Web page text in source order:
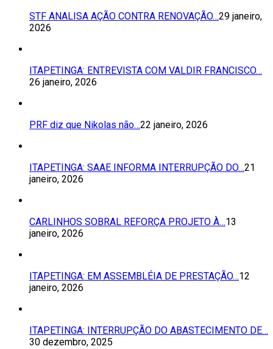
STF ANALISA AÇÃO CONTRA RENOVAÇÃO…29 janeiro,
2026
ITAPETINGA: ENTREVISTA COM VALDIR FRANCISCO…
26 janeiro, 2026
PRF diz que Nikolas não…22 janeiro, 2026
ITAPETINGA: SAAE INFORMA INTERRUPÇÃO DO…21
janeiro, 2026
CARLINHOS SOBRAL REFORÇA PROJETO À…13
janeiro, 2026
ITAPETINGA: EM ASSEMBLÉIA DE PRESTAÇÃO…12
janeiro, 2026
ITAPETINGA: INTERRUPÇÃO DO ABASTECIMENTO DE…
30 dezembro, 2025